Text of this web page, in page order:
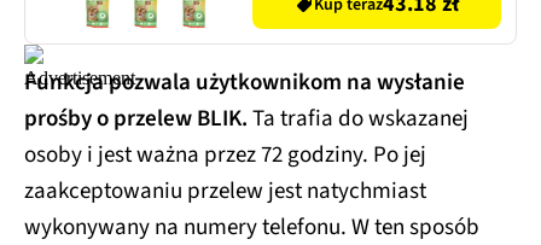
Funkcja pozwala użytkownikom na wysłanie
prośby o przelew BLIK.Ta trafia do wskazanej
osoby i jest ważna przez 72 godziny. Po jej
zaakceptowaniu przelew jest natychmiast
wykonywany na numery telefonu. W ten sposób